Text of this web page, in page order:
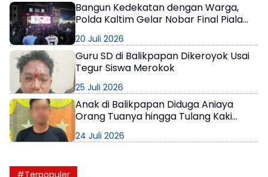
Bangun Kedekatan dengan Warga,
Polda Kaltim Gelar Nobar Final Piala
20 Juli 2026
Guru SD di Balikpapan Dikeroyok Usai
Tegur Siswa Merokok
25 Juli 2026
Anak di Balikpapan Diduga Aniaya
Orang Tuanya hingga Tulang Kaki
24 Juli 2026